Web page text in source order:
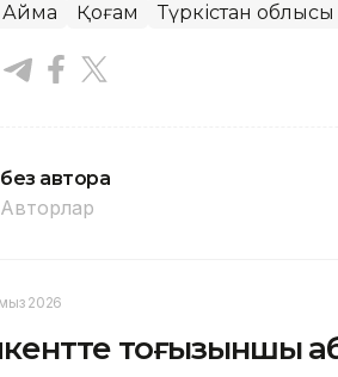
Аймақ Қоғам Түркістан облысы
без автора
Авторлар
2026
тоғызыншы